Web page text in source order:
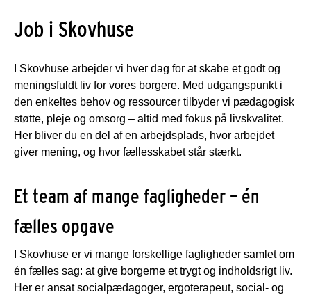
Job i Skovhuse
I Skovhuse arbejder vi hver dag for at skabe et godt og
meningsfuldt liv for vores borgere. Med udgangspunkt i
den enkeltes behov og ressourcer tilbyder vi pædagogisk
støtte, pleje og omsorg – altid med fokus på livskvalitet.
Her bliver du en del af en arbejdsplads, hvor arbejdet
giver mening, og hvor fællesskabet står stærkt.
Et team af mange fagligheder – én
fælles opgave
I Skovhuse er vi mange forskellige fagligheder samlet om
én fælles sag: at give borgerne et trygt og indholdsrigt liv.
Her er ansat socialpædagoger, ergoterapeut, social- og